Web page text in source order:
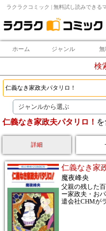
ラクラクコミック | 無料試し読みできる
ホーム ジャンル 無
検
ジャンルから選ぶ
仁義なき家政夫パタリロ！
詳細
仁義なき家
魔夜峰央
父親の残した
ー家政夫・お
遣会社CHMが